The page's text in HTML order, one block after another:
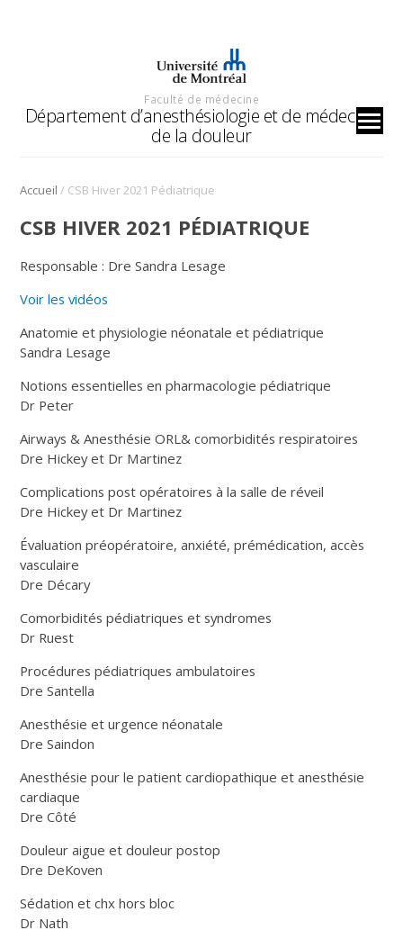
Faculté de médecine
Département d’anesthésiologie et de médecine
de la douleur
Accueil / CSB Hiver 2021 Pédiatrique
CSB HIVER 2021 PÉDIATRIQUE
Responsable : Dre Sandra Lesage
Voir les vidéos
Anatomie et physiologie néonatale et pédiatrique
Sandra Lesage
Notions essentielles en pharmacologie pédiatrique
Dr Peter
Airways & Anesthésie ORL& comorbidités respiratoires
Dre Hickey et Dr Martinez
Complications post opératoires à la salle de réveil
Dre Hickey et Dr Martinez
Évaluation préopératoire, anxiété, prémédication, accès
vasculaire
Dre Décary
Comorbidités pédiatriques et syndromes
Dr Ruest
Procédures pédiatriques ambulatoires
Dre Santella
Anesthésie et urgence néonatale
Dre Saindon
Anesthésie pour le patient cardiopathique et anesthésie
cardiaque
Dre Côté
Douleur aigue et douleur postop
Dre DeKoven
Sédation et chx hors bloc
Dr Nath